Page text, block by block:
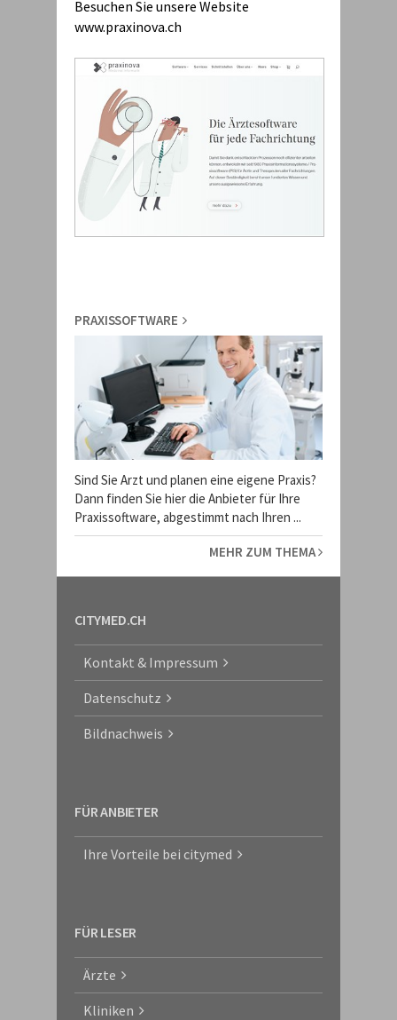
Besuchen Sie unsere Website
www.praxinova.ch
PRAXISSOFTWARE
Sind Sie Arzt und planen eine eigene Praxis?
Dann finden Sie hier die Anbieter für Ihre
Praxissoftware, abgestimmt nach Ihren ...
MEHR ZUM THEMA
CITYMED.CH
Kontakt & Impressum
Datenschutz
Bildnachweis
FÜR ANBIETER
Ihre Vorteile bei citymed
FÜR LESER
Ärzte
Kliniken